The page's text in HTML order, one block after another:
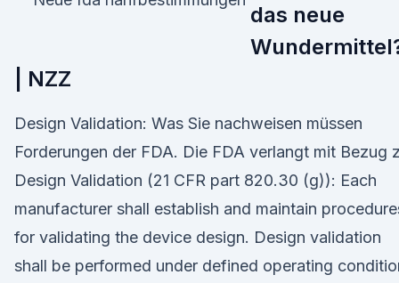
das neue
| NZZ
Design Validation: Was Sie nachweisen müssen
Forderungen der FDA. Die FDA verlangt mit Bezug
Design Validation (21 CFR part 820.30 (g)): Each
manufacturer shall establish and maintain
for validating the device design. Design validation
shall be performed under defined operating